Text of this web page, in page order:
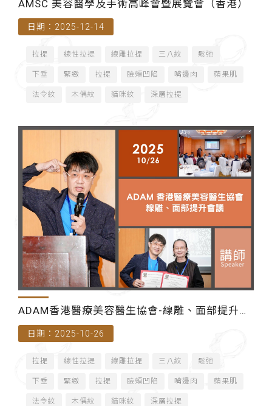
AMSC 美容醫學及手術高峰會暨展覽會（香港）
日期：2025-12-14
拉提 線性拉提 線雕拉提 三八紋 鬆弛
下垂 緊緻 拉提 臉頰凹陷 嘴邊肉 蘋果肌
法令紋 木偶紋 貓咪紋 深層拉提
ADAM香港醫療美容醫生協會-線雕、面部提升會
議（香港）
日期：2025-10-26
拉提 線性拉提 線雕拉提 三八紋 鬆弛
下垂 緊緻 拉提 臉頰凹陷 嘴邊肉 蘋果肌
法令紋 木偶紋 貓咪紋 深層拉提